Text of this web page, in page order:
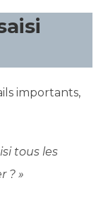
importants,
tous les
? »